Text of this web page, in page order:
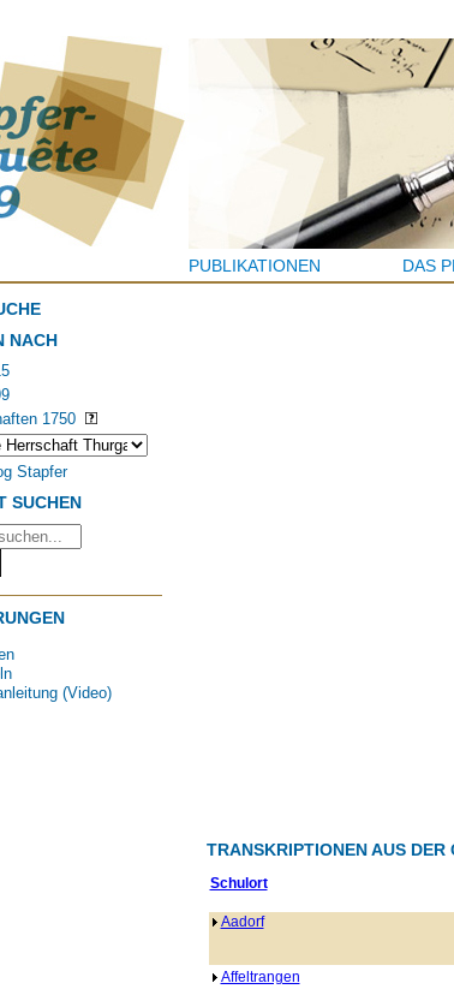
PUBLIKATIONEN DAS
NACH
1750
Stapfer
SUCHEN
(Video)
TRANSKRIPTIONEN AUS
Schulort
Aadorf
Affeltrangen